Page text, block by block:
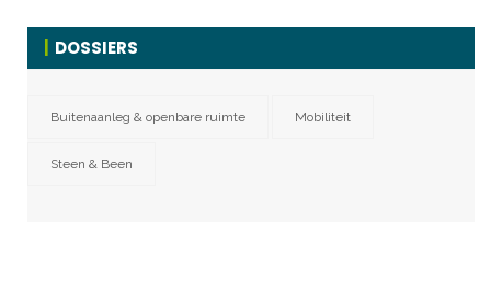
DOSSIERS
Buitenaanleg & openbare ruimte Mobiliteit
Steen & Been